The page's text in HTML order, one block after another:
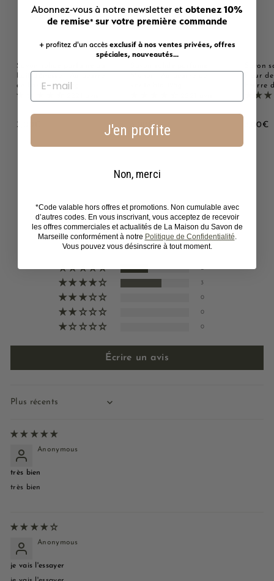
Savon solide parfumé au
Lait d'ânesse - Au beurre
de karité bio 125g
3,00€
0
3,00€3
0
€
Savon
Fleur
beurre
3,00€3
Avis Clients
4.40 sur 5
Basé sur 5 avis
2
3
0
0
0
Écrire un avis
Sort by
Anonymous
très bien
très bien
Anonymous
je vais l'essayer
Abonnez-vous à notre newsletter et obtenez 10%
de remise*sur votre première commande
+ profitez d'un accès exclusif à nos ventes privées, offres
spéciales, nouveautés...
J'en profite
Non, merci
*Code valable hors offres et promotions. Non cumulable avec
d’autres codes. En vous inscrivant, vous acceptez de recevoir
les offres commerciales et actualités de La Maison du Savon de
Marseille conformément à notre Politique de Confidentialité
Vous pouvez vous désinscrire à tout moment.